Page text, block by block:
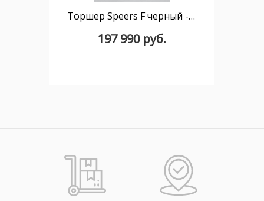
Торшер Speers F черный - медный
197 990 руб.